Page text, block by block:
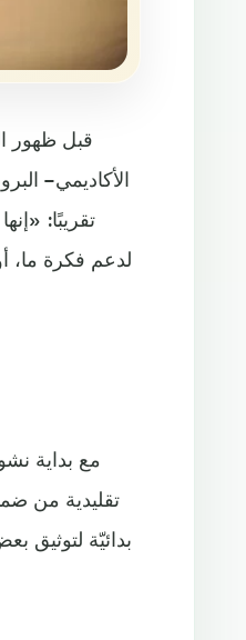
قبل ظهور
تقريبًا:
لدعم فكرة ما،
تقليدية من
بدائيّة لتوثيق